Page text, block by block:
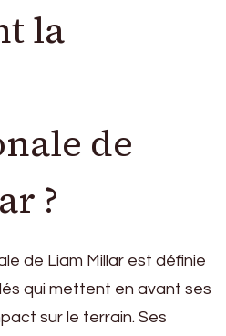
la
de
?
de Liam Millar est définie
qui mettent en avant ses
sur le terrain. Ses